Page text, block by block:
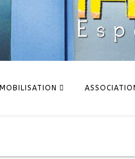
MOBILISATION